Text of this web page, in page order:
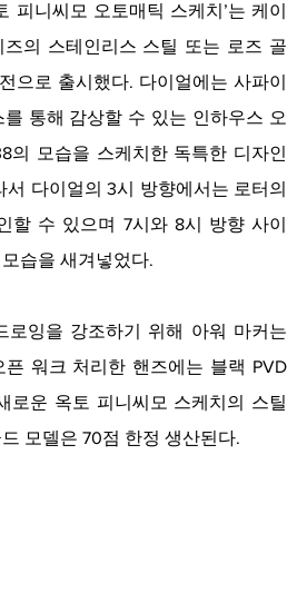
피니씨모 오토매틱 스케치’는 케이
의 스테인리스 스틸 또는 로즈 골
으로 출시했다. 다이얼에는 사파이
통해 감상할 수 있는 인하우스 오
의 모습을 스케치한 독특한 디자인
서 다이얼의 3시 방향에서는 로터의
할 수 있으며 7시와 8시 방향 사이
습을 새겨넣었다.
로잉을 강조하기 위해 아워 마커는
워크 처리한 핸즈에는 블랙 PVD
로운 옥토 피니씨모 스케치의 스틸
모델은 70점 한정 생산된다.